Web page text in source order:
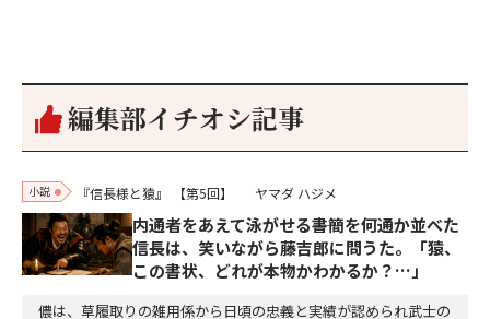
編集部イチオシ記事
小説 『信長様と猿』 【第5回】 ヤマダ ハジメ
内通者をあえて泳がせる――書簡を何通か並べた
信長は、笑いながら藤吉郎に問うた。「猿、
この書状、どれが本物かわかるか？…」
儂は、草履取りの雑用係から日頃の忠義と実績が認められ武士の